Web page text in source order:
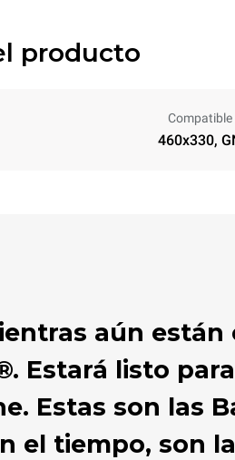
producto
Compatible
460x330,
aún están
Estará listo
Estas son las
el tiempo, son